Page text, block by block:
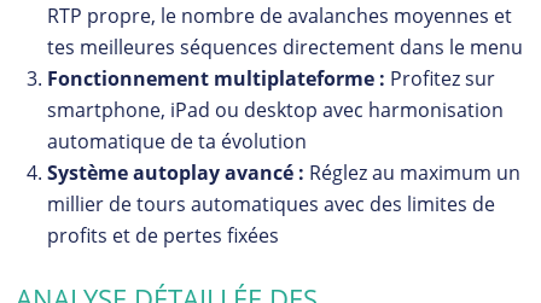
RTP propre, le nombre de avalanches moyennes et
tes meilleures séquences directement dans le menu
Fonctionnement multiplateforme : Profitez sur
smartphone, iPad ou desktop avec harmonisation
automatique de ta évolution
Système autoplay avancé : Réglez au maximum un
millier de tours automatiques avec des limites de
profits et de pertes fixées